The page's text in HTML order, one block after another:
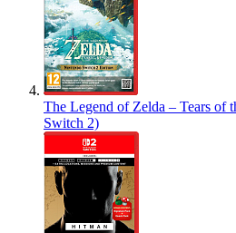
The Legend of Zelda – Tears of
Switch 2)